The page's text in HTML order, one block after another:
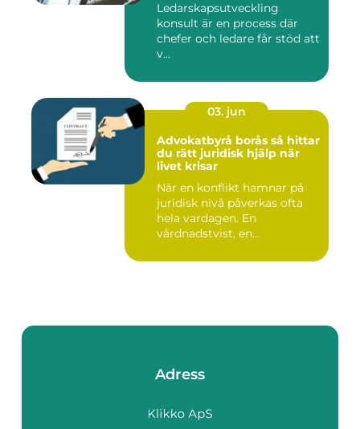
Ledarskapsutveckling
konsult är en process där
chefer och ledare får stöd att
v...
03. jun
Advokatbyrå borås så hittar
du rätt juridisk hjälp när
livet krisar
När en konflikt hamnar på
juridisk nivå påverkas ofta
hela vardagen. En
vårdnadstvist, en
Adress